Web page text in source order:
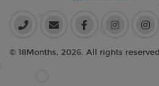
© 18Months, 2026. All rights reserved